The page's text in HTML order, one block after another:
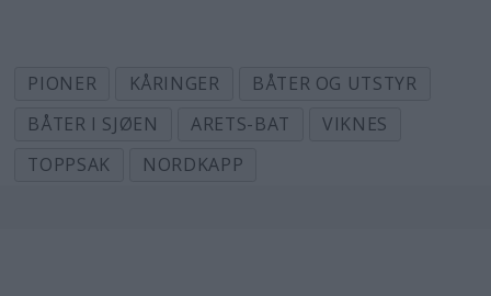
PIONER KÅRINGER
BÅTER OG UTSTYR
BÅTER I SJØEN
ARETS-BAT
VIKNES
TOPPSAK
NORDKAPP